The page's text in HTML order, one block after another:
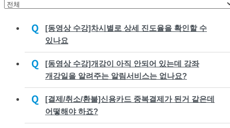
[동영상 수강]차시별로 상세 진도율을 확인할 수
있나요
[동영상 수강]개강이 아직 안되어 있는데 강좌
개강일을 알려주는 알림서비스는 없나요?
[결제/취소/환불]신용카드 중복결제가 된거 같은데
어떻해야 하죠?